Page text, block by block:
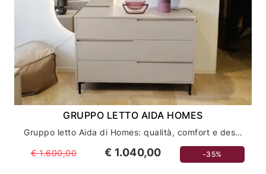
GRUPPO LETTO AIDA HOMES
Gruppo letto Aida di Homes: qualità, comfort e design per la tua camera da letto
€ 1.600,00 € 1.040,00 -35%